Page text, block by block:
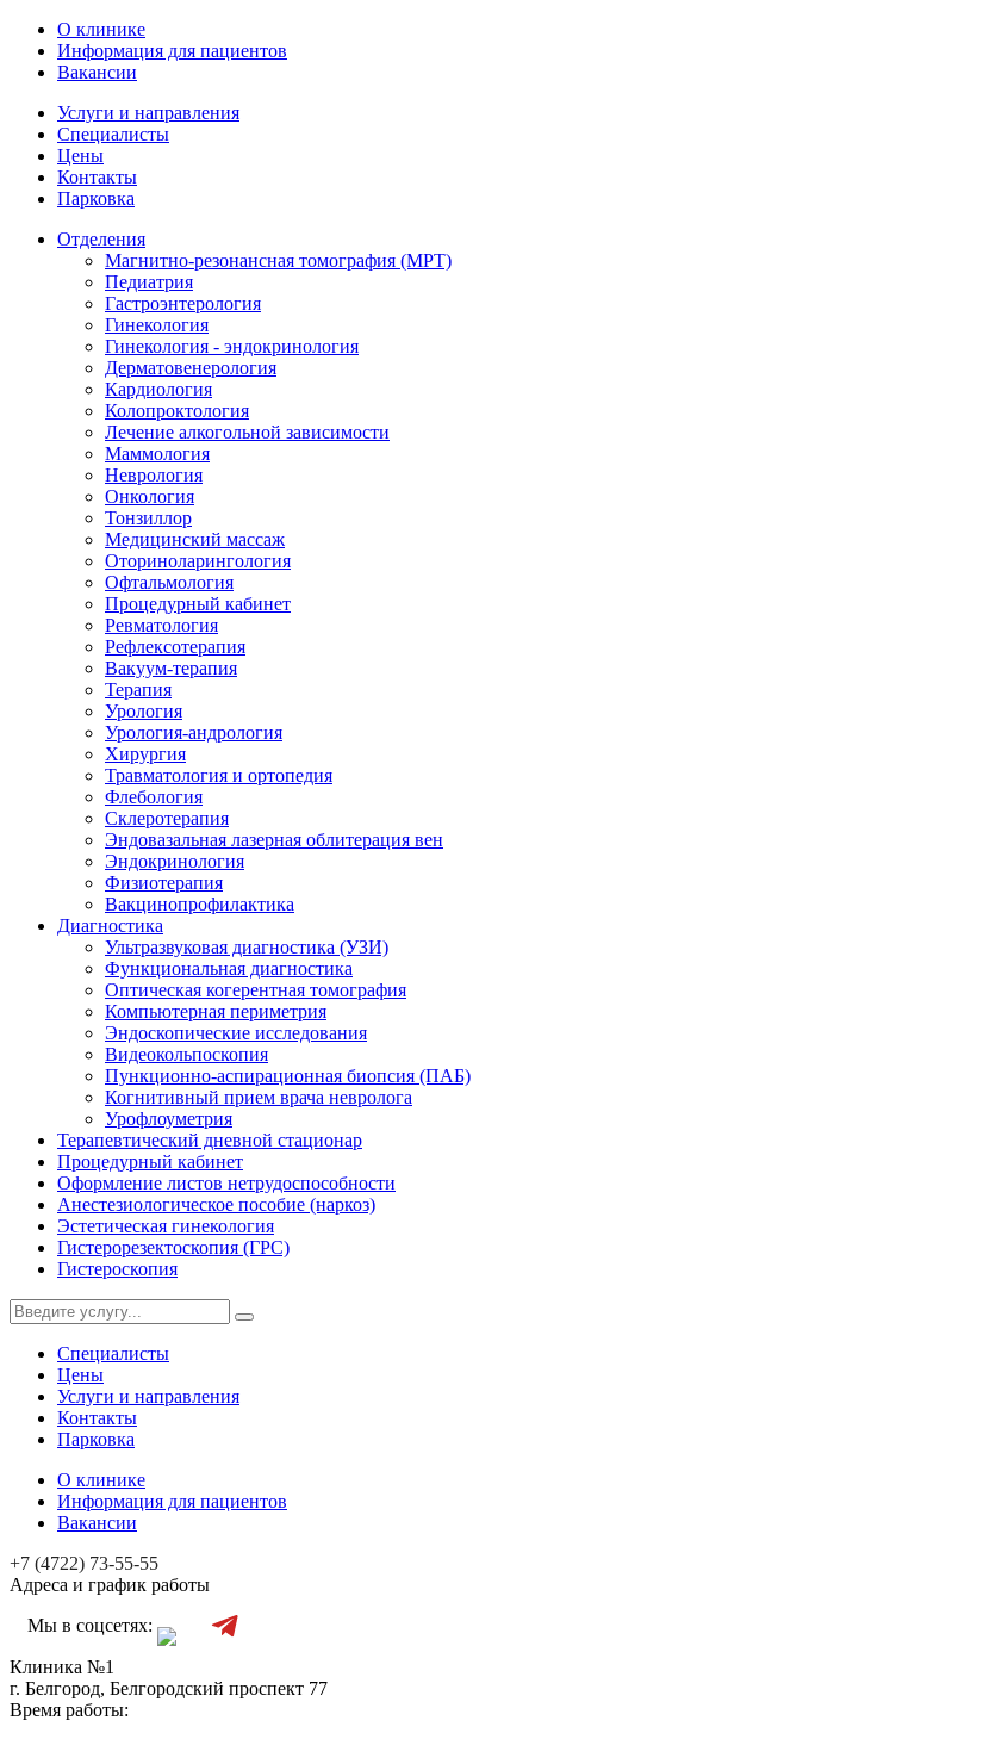
О клинике
Информация для пациентов
Вакансии
Услуги и направления
Специалисты
Цены
Контакты
Парковка
Отделения
Магнитно-резонансная томография (МРТ)
Педиатрия
Гастроэнтерология
Гинекология
Гинекология - эндокринология
Дерматовенерология
Кардиология
Колопроктология
Лечение алкогольной зависимости
Маммология
Неврология
Онкология
Тонзиллор
Медицинский массаж
Оториноларингология
Офтальмология
Процедурный кабинет
Ревматология
Рефлексотерапия
Вакуум-терапия
Терапия
Урология
Урология-андрология
Хирургия
Травматология и ортопедия
Флебология
Склеротерапия
Эндовазальная лазерная облитерация вен
Эндокринология
Физиотерапия
Вакцинопрофилактика
Диагностика
Ультразвуковая диагностика (УЗИ)
Функциональная диагностика
Оптическая когерентная томография
Компьютерная периметрия
Эндоскопические исследования
Видеокольпоскопия
Пункционно-аспирационная биопсия (ПАБ)
Когнитивный прием врача невролога
Урофлоуметрия
Терапевтический дневной стационар
Процедурный кабинет
Оформление листов нетрудоспособности
Анестезиологическое пособие (наркоз)
Эстетическая гинекология
Гистерорезектоскопия (ГРС)
Гистероскопия
Специалисты
Цены
Услуги и направления
Контакты
Парковка
О клинике
Информация для пациентов
Вакансии
+7 (4722) 73-55-55
Адреса и график работы
Мы в соцсетях:
Клиника №1
г. Белгород, Белгородский проспект 77
Время работы: